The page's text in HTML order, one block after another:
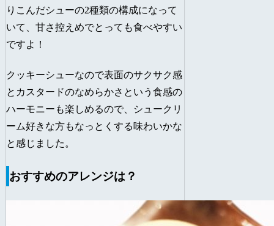
りこんだシューの2種類の構成になって
いて、甘さ控えめでとっても食べやすい
ですよ！
クッキーシューなので表面のサクサク感
とカスタードのなめらかさという食感の
ハーモニーも楽しめるので、シュークリ
ーム好きな方もなっとくする味わいかな
と感じました。
おすすめのアレンジは？